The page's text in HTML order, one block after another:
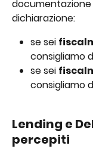
dichiarazione:
se sei
consigliamo
se sei
consigliamo
Lending e
percepiti